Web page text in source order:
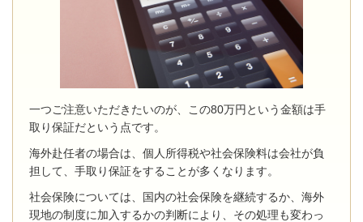
一つご注意いただきたいのが、この80万円という金額は手
取り保証だという点です。
海外赴任者の場合は、個人所得税や社会保険料は会社が負
担して、手取り保証をすることが多くなります。
社会保険については、国内の社会保険を継続するか、海外
現地の制度に加入するかの判断により、その処理も変わっ